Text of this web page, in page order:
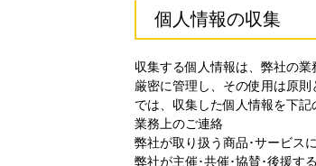
個人情報の収集
収集する個人情報は、弊社の
厳密に管理し、その使用は原
では、収集した個人情報を下記
業務上のご連絡
弊社が取り扱う商品･サービス
弊社が主催･共催･協賛･後援す